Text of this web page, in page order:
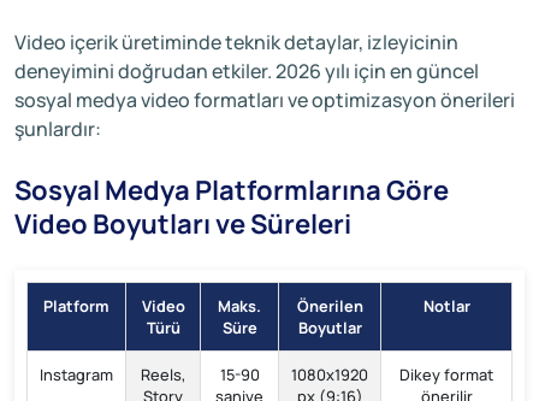
Video içerik üretiminde teknik detaylar, izleyicinin
deneyimini doğrudan etkiler. 2026 yılı için en güncel
sosyal medya video formatları ve optimizasyon önerileri
şunlardır:
Sosyal Medya Platformlarına Göre
Video Boyutları ve Süreleri
Platform
Video
Türü
Maks.
Süre
Önerilen
Boyutlar
Notlar
Instagram
Reels,
Story
15-90
saniye
1080x1920
px (9:16)
Dikey format
önerilir